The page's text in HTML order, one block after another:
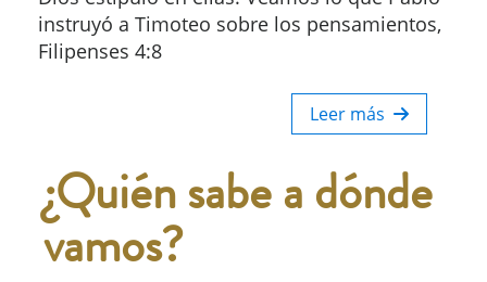
instruyó a Timoteo sobre los pensamientos,
Filipenses 4:8
Leer más
¿Quién sabe a dónde
vamos?